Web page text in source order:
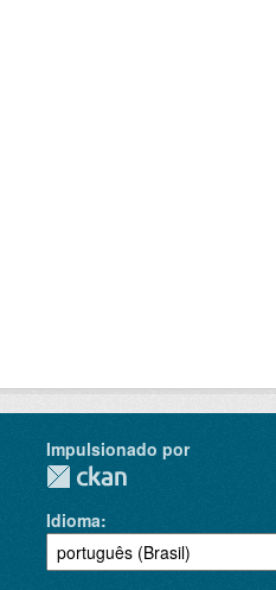
Impulsionado por
Idioma